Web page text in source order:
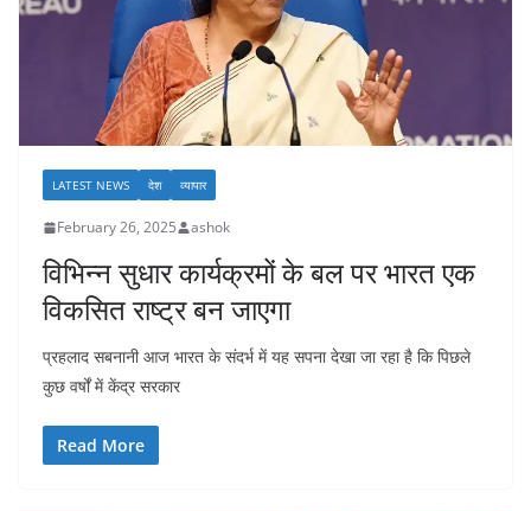
LATEST NEWS देश व्यापार
February 26, 2025 ashok
विभिन्न सुधार कार्यक्रमों के बल पर भारत एक
विकसित राष्ट्र बन जाएगा
प्रहलाद सबनानी आज भारत के संदर्भ में यह सपना देखा जा रहा है कि पिछले
कुछ वर्षों में केंद्र सरकार
Read More